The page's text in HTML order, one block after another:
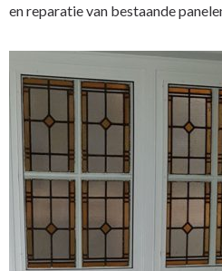
OVER ONS
DUBBEL GLAS LEK
en reparatie van bestaande